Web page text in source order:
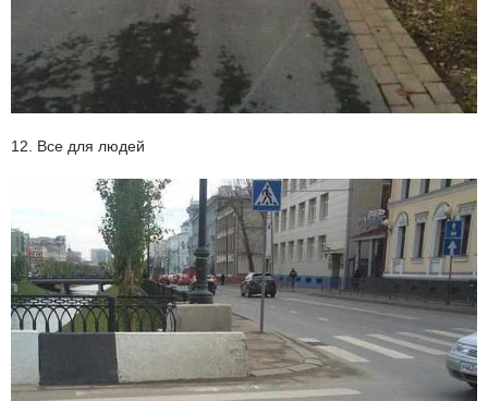
12. Все для людей